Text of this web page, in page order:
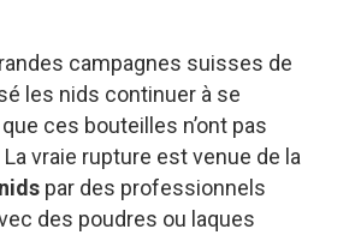
campagnes suisses de
les nids continuer à se
ces bouteilles n’ont pas
vraie rupture est venue de la
par des professionnels
des poudres ou laques